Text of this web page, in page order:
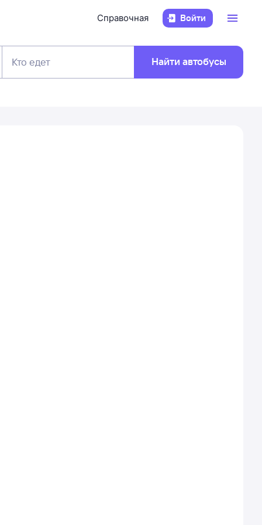
Справочная Войти
Кто едет Найти автобусы